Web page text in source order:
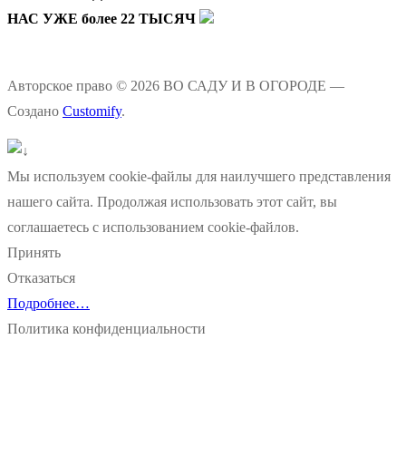
НАС УЖЕ более 22 ТЫСЯЧ
Авторское право © 2026 ВО САДУ И В ОГОРОДЕ —
Создано Customify.
Мы используем cookie-файлы для наилучшего представления
нашего сайта. Продолжая использовать этот сайт, вы
соглашаетесь с использованием cookie-файлов.
Принять
Отказаться
Подробнее…
Политика конфиденциальности